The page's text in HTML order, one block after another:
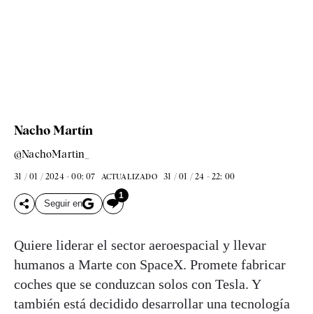
Nacho Martín
@NachoMartin_
31 / 01 / 2024 - 00: 07 ACTUALIZADO 31 / 01 / 24 - 22: 00
Seguir en
1
Quiere liderar el sector aeroespacial y llevar
humanos a Marte con SpaceX. Promete fabricar
coches que se conduzcan solos con Tesla. Y
también está decidido desarrollar una tecnología